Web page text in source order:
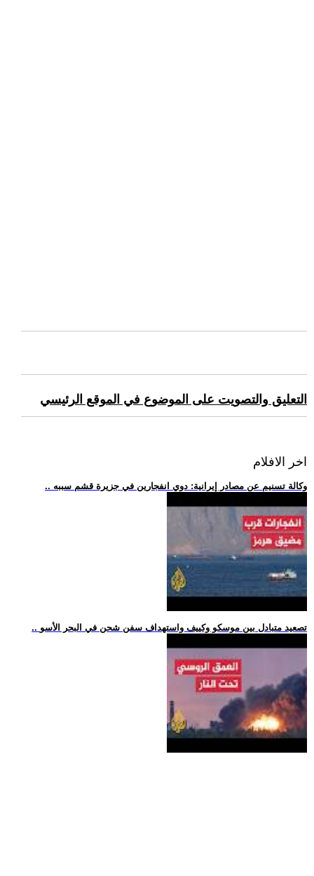
التعليق والتصويت على الموضوع في الموقع الرئيسي
اخر الافلام
.. وكالة تسنيم عن مصادر إيرانية: دوي انفجارين في جزيرة قشم سببه
.. تصعيد متبادل بين موسكو وكييف واستهداف سفن شحن في البحر الأسو